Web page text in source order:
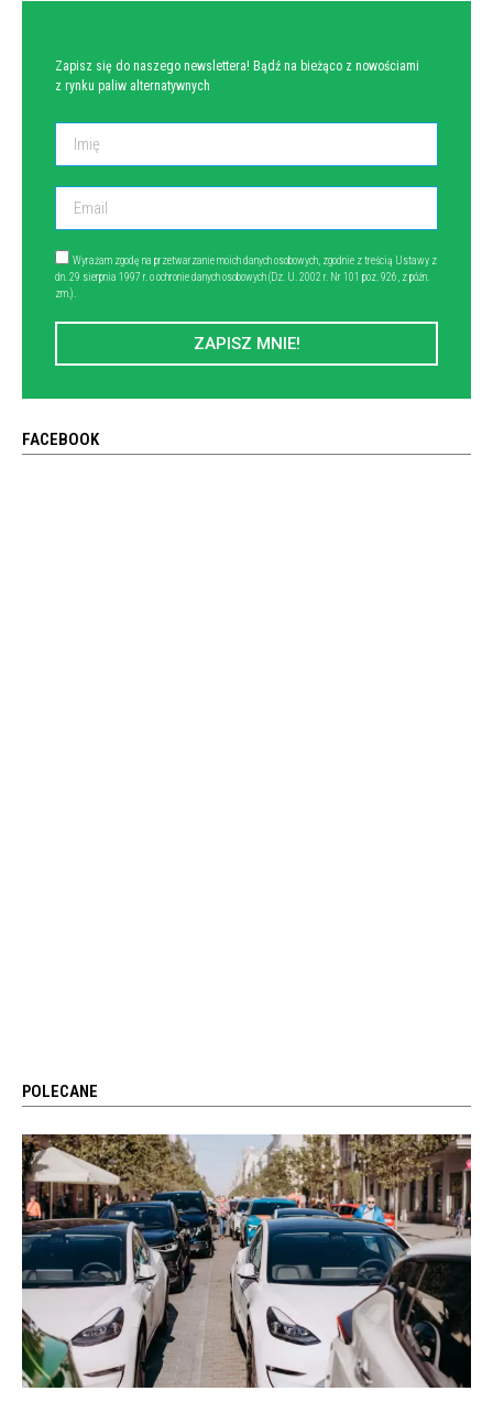
Zapisz się do naszego newslettera! Bądź na bieżąco z nowościami
z rynku paliw alternatywnych
Wyrażam zgodę na przetwarzanie moich danych osobowych, zgodnie z treścią Ustawy z
dn. 29 sierpnia 1997 r. o ochronie danych osobowych (Dz. U. 2002 r. Nr 101 poz. 926, z późn.
zm.).
ZAPISZ MNIE!
FACEBOOK
POLECANE